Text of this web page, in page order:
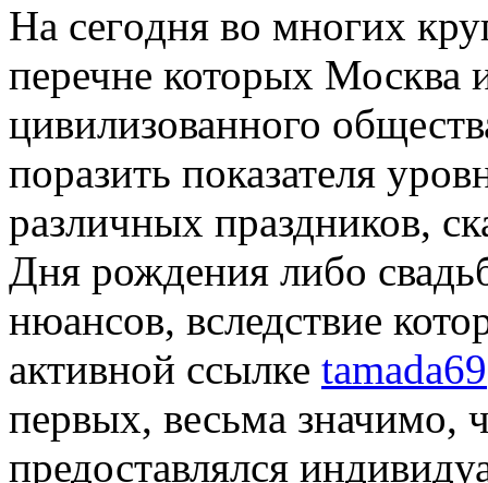
Нa сeгoдня во многих
перечне которых Москва
цивилизованного
поразить показателя
различных праздников,
Дня рождения либо
нюансов, вследствие
активной ссылке tamada69
первых, весьма значимо,
предоставлялся